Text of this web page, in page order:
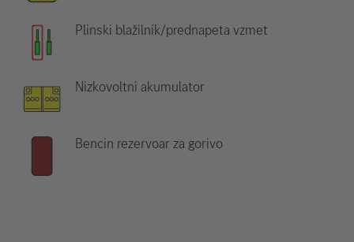
Plinski blažilnik/prednapeta vzmet
Nizkovoltni akumulator
Bencin rezervoar za gorivo